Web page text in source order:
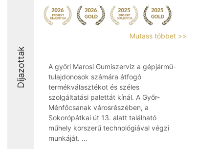
Díjazottak
Mutass többet >>
A győri Marosi Gumiszerviz a gépjármű-
tulajdonosok számára átfogó
termékválasztékot és széles
szolgáltatási palettát kínál. A Győr-
Ménfőcsanak városrészében, a
Sokorópátkai út 13. alatt található
műhely korszerű technológiával végzi
munkáját. ...